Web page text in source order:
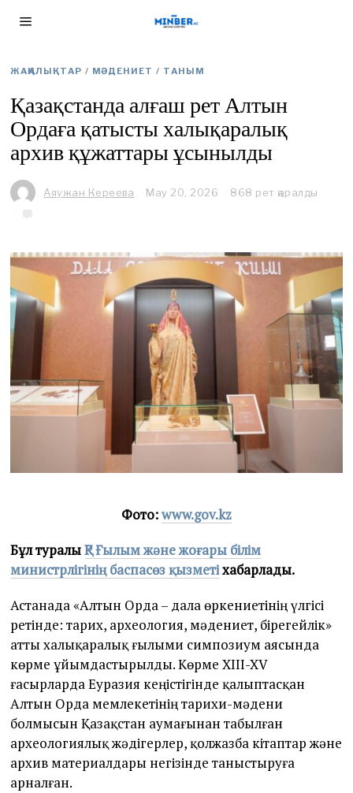
ЖАҢАЛЫҚТАР / МӘДЕНИЕТ / ТАНЫМ
Қазақстанда алғаш рет Алтын
Ордаға қатысты халықаралық
архив құжаттары ұсынылды
Аяужан Кереева May 20, 2026
,
0
2
868 рет қаралды
Фото:www.gov.kz
Бұл туралыҚР Ғылым және жоғары білім
министрлігінің баспасөз қызметіхабарлады.
Астанада «Алтын Орда – дала өркениетінің үлгісі
ретінде: тарих, археология, мәдениет, бірегейлік»
атты халықаралық ғылыми симпозиум аясында
көрме ұйымдастырылды. Көрме XIII-XV
ғасырларда Еуразия кеңістігінде қалыптасқан
Алтын Орда мемлекетінің тарихи-мәдени
болмысын Қазақстан аумағынан табылған
археологиялық жәдігерлер, қолжазба кітаптар және
архив материалдары негізінде таныстыруға
арналған.